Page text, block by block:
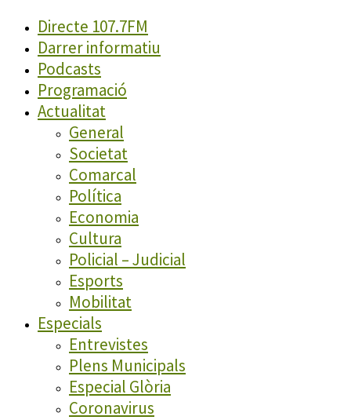
Directe 107.7FM
Darrer informatiu
Podcasts
Programació
Actualitat
General
Societat
Comarcal
Política
Economia
Cultura
Policial – Judicial
Esports
Mobilitat
Especials
Entrevistes
Plens Municipals
Especial Glòria
Coronavirus